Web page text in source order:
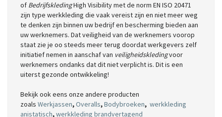
of BedrijfskledingHigh Visibility met de norm EN ISO 20471
zijn type werkkleding die vaak vereist zijn en niet meer weg
te denken zijn binnen uw bedrijf en bescherming bieden aan
uw werknemers. Dat veiligheid van de werknemers voorop
staat zie je oo steeds meer terug doordat werkgevers zelf
initiatief nemen in aanschaf van veiligheidskledingvoor
werknemers ondanks dat dit niet verplicht is. Dit is een
uiterst gezonde ontwikkeling!
Bekijk ook eens onze andere producten
zoals Werkjassen,Overalls,Bodybroeken, werkkleding
anistatisch,werkkleding brandvertagend